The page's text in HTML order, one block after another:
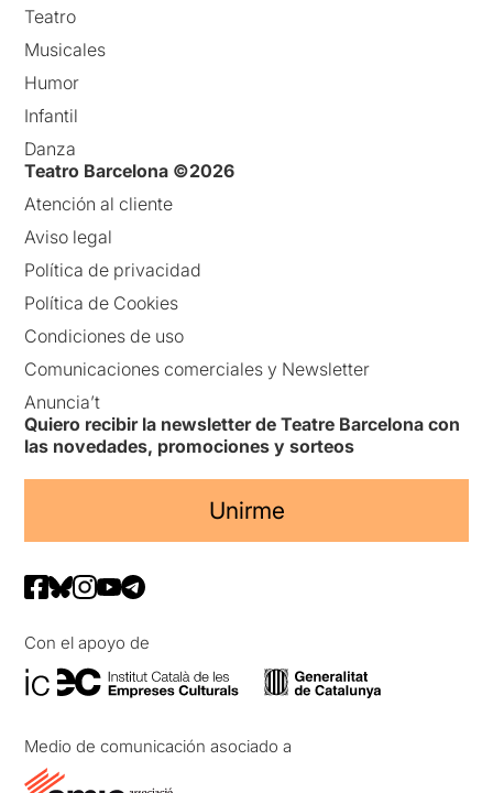
Teatro
Musicales
Humor
Infantil
Danza
Teatro Barcelona ©2026
Atención al cliente
Aviso legal
Política de privacidad
Política de Cookies
Condiciones de uso
Comunicaciones comerciales y Newsletter
Anuncia’t
Quiero recibir la newsletter de Teatre Barcelona con
las novedades, promociones y sorteos
Unirme
Con el apoyo de
Medio de comunicación asociado a